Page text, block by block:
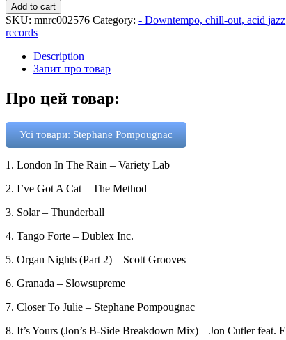
Add to cart
SKU: mnrc002576 Category: - Downtempo, chill-out, acid
records
Description
Запит про товар
Про цей товар:
Усі товари: Stephane Pompougnac
1. London In The Rain – Variety Lab
2. I’ve Got A Cat – The Method
3. Solar – Thunderball
4. Tango Forte – Dublex Inc.
5. Organ Nights (Part 2) – Scott Grooves
6. Granada – Slowsupreme
7. Closer To Julie – Stephane Pompougnac
8. It’s Yours (Jon’s B-Side Breakdown Mix) – Jon Cutler feat.